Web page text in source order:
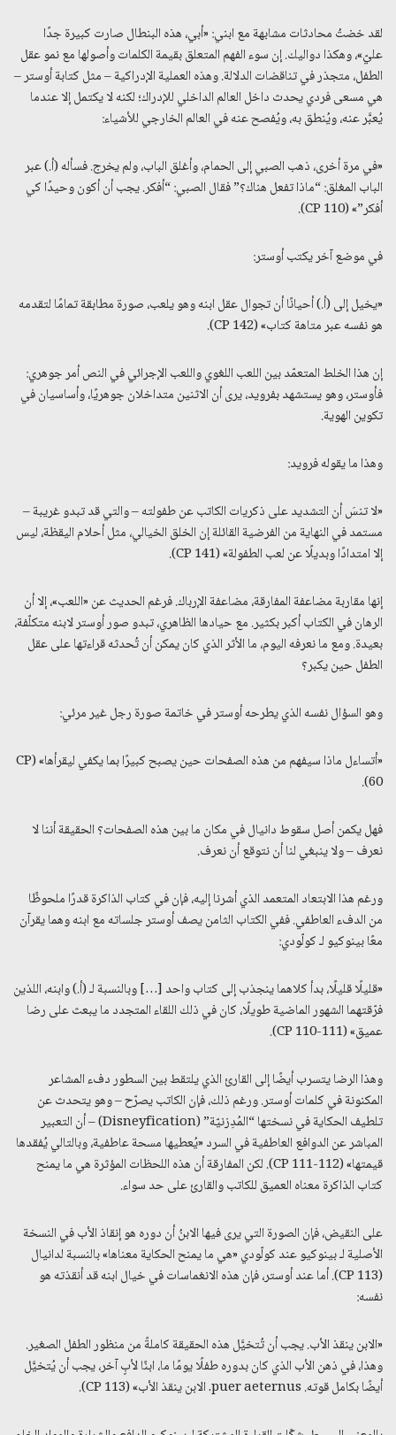
لقد خضتُ محادثات مشابهة مع ابني: «أبي، هذه البنطال صارت كبيرة جدًا
عليّ»، وهكذا دواليك. إن سوء الفهم المتعلق بقيمة الكلمات وأصولها مع نمو عقل
الطفل، متجذر في تناقضات الدلالة. وهذه العملية الإدراكية – مثل كتابة أوستر –
هي مسعى فردي يحدث داخل العالم الداخلي للإدراك؛ لكنه لا يكتمل إلا عندما
يُعبَّر عنه، ويُنطق به، ويُفصح عنه في العالم الخارجي للأشياء:
«في مرة أخرى، ذهب الصبي إلى الحمام، وأغلق الباب، ولم يخرج. فسأله (أ.) عبر
الباب المغلق: “ماذا تفعل هناك؟” فقال الصبي: “أفكر. يجب أن أكون وحيدًا كي
أفكر”» (CP 110).
في موضع آخر يكتب أوستر:
«يخيل إلى (أ.) أحيانًا أن تجوال عقل ابنه وهو يلعب، صورة مطابقة تمامًا لتقدمه
هو نفسه عبر متاهة كتاب» (CP 142).
إن هذا الخلط المتعمّد بين اللعب اللغوي واللعب الإجرائي في النص أمر جوهري:
فأوستر، وهو يستشهد بفرويد، يرى أن الاثنين متداخلان جوهريًا، وأساسيان في
تكوين الهوية.
وهذا ما يقوله فرويد:
«لا تنسَ أن التشديد على ذكريات الكاتب عن طفولته – والتي قد تبدو غريبة –
مستمد في النهاية من الفرضية القائلة إن الخلق الخيالي، مثل أحلام اليقظة، ليس
إلا امتدادًا وبديلًا عن لعب الطفولة» (CP 141).
إنها مقاربة مضاعفة المفارقة، مضاعفة الإرباك. فرغم الحديث عن «اللعب»، إلا أن
الرهان في الكتاب أكبر بكثير. مع حيادها الظاهري، تبدو صور أوستر لابنه متكلّفة،
بعيدة. ومع ما نعرفه اليوم، ما الأثر الذي كان يمكن أن تُحدثه قراءتها على عقل
الطفل حين يكبر؟
وهو السؤال نفسه الذي يطرحه أوستر في خاتمة صورة رجل غير مرئي:
«أتساءل ماذا سيفهم من هذه الصفحات حين يصبح كبيرًا بما يكفي ليقرأها» (CP
60).
فهل يكمن أصل سقوط دانيال في مكان ما بين هذه الصفحات؟ الحقيقة أننا لا
نعرف – ولا ينبغي لنا أن نتوقع أن نعرف.
ورغم هذا الابتعاد المتعمد الذي أشرنا إليه، فإن في كتاب الذاكرة قدرًا ملحوظًا
من الدفء العاطفي. ففي الكتاب الثامن يصف أوستر جلساته مع ابنه وهما يقرآن
معًا بينوكيو لـ كولّودي:
«قليلًا قليلًا، بدأ كلاهما ينجذب إلى كتاب واحد […] وبالنسبة لـ (أ.) وابنه، اللذين
فرّقتهما الشهور الماضية طويلًا، كان في ذلك اللقاء المتجدد ما يبعث على رضا
عميق» (CP 110-111).
وهذا الرضا يتسرب أيضًا إلى القارئ الذي يلتقط بين السطور دفء المشاعر
المكنونة في كلمات أوستر. ورغم ذلك، فإن الكاتب يصرّح – وهو يتحدث عن
تلطيف الحكاية في نسختها “المُدِزنيّة” (Disneyfication) – أن التعبير
المباشر عن الدوافع العاطفية في السرد «يُعطيها مسحة عاطفية، وبالتالي يُفقدها
قيمتها» (CP 111-112). لكن المفارقة أن هذه اللحظات المؤثرة هي ما يمنح
كتاب الذاكرة معناه العميق للكاتب والقارئ على حد سواء.
على النقيض، فإن الصورة التي يرى فيها الابنُ أن دوره هو إنقاذ الأب في النسخة
الأصلية لـ بينوكيو عند كولّودي «هي ما يمنح الحكاية معناها» بالنسبة لدانيال
(CP 113). أما عند أوستر، فإن هذه الانغماسات في خيال ابنه قد أنقذته هو
نفسه:
«الابن ينقذ الأب. يجب أن تُتخيَّل هذه الحقيقة كاملةً من منظور الطفل الصغير.
وهذا، في ذهن الأب الذي كان بدوره طفلًا يومًا ما، ابنًا لأبٍ آخر، يجب أن يُتخيَّل
أيضًا بكامل قوته. puer aeternus. الابن ينقذ الأب» (CP 113).